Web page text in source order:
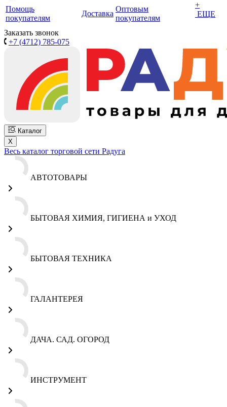
Помощь
покупателям
Доставка
Оптовым
покупателям
+
ЕЩЕ
Заказать звонок
+7 (4712) 785-075
Каталог
X
Весь каталог торговой сети Радуга
АВТОТОВАРЫ
БЫТОВАЯ ХИМИЯ, ГИГИЕНА и УХОД
БЫТОВАЯ ТЕХНИКА
ГАЛАНТЕРЕЯ
ДАЧА. САД. ОГОРОД
ИНСТРУМЕНТ